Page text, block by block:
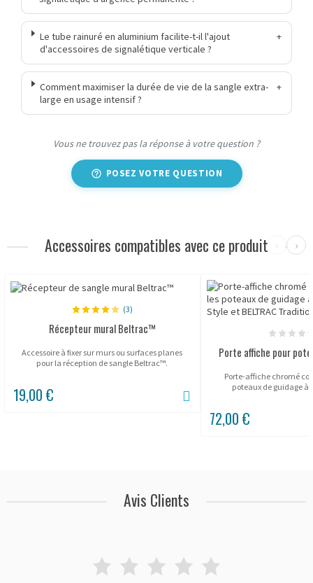
Le tube rainuré en aluminium facilite-t-il l'ajout
d'accessoires de signalétique verticale ?
+
Comment maximiser la durée de vie de la sangle extra-
large en usage intensif ?
+
Vous ne trouvez pas la réponse à votre question ?
POSEZ VOTRE QUESTION
Accessoires compatibles avec ce produit ‹ ›
(3)
Récepteur mural Beltrac™
Accessoire à fixer sur murs ou surfaces planes
pour la réception de sangle Beltrac™.
19,00 €
Porte affiche pour
Porte-affiche chromé
poteaux de guidage à
72,00 €
Avis Clients